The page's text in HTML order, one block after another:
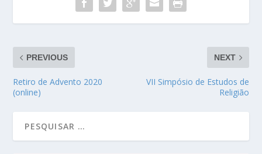
PREVIOUS
Retiro de Advento 2020
(online)
NEXT
VII Simpósio de Estudos de
Religião